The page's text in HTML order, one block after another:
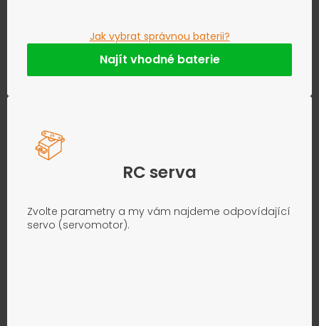
Jak vybrat správnou baterii?
Najít vhodné baterie
RC serva
Zvolte parametry a my vám najdeme odpovídající
servo (servomotor).